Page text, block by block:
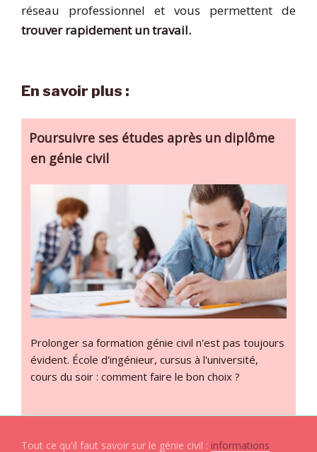
réseau professionnel et vous permettent de
trouver rapidement un travail.
En savoir plus :
Poursuivre ses études après un diplôme
en génie civil
Prolonger sa formation génie civil n'est pas toujours
évident. École d'ingénieur, cursus à l'université,
cours du soir : comment faire le bon choix ?
Tout ce qu'il faut savoir sur le génie civil : informations